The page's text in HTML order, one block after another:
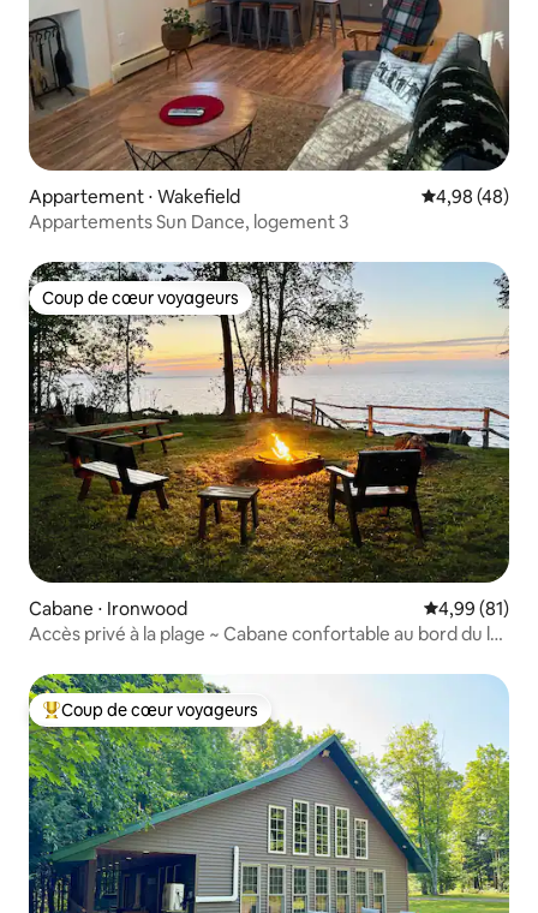
Appartement ⋅ Wakefield Évaluation
4,98 (48)
Appartements Sun Dance, logement 3
Coup de cœur voyageurs
Coup de cœur voyageurs
Cabane ⋅ Ironwood Évaluation
4,99 (81)
Accès privé à la plage ~ Cabane confortable au bord du lac
Coups de cœur voyageurs les plus appréciés
Coup de cœur voyageurs